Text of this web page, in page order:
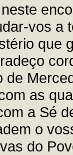
vos a
que
de
as
a Sé
o
do